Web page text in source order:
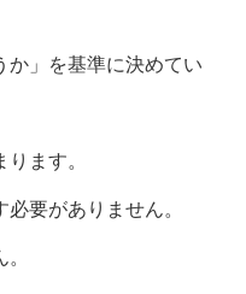
か」を基準に決めてい
ます。
要がありません。